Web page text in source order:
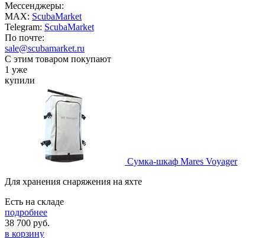
Мессенджеры:
MAX: ScubaMarket
Telegram: ScubaMarket
По почте:
sale@scubamarket.ru
С этим товаром покупают
1 уже
купили
Сумка-шкаф Mares Voyager
Для хранения снаряжения на яхте
Есть на складе
подробнее
38 700 руб.
в корзину